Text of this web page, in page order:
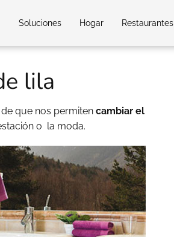
Soluciones Hogar Restaurantes
lila
que nos permiten cambiar el
o la moda.